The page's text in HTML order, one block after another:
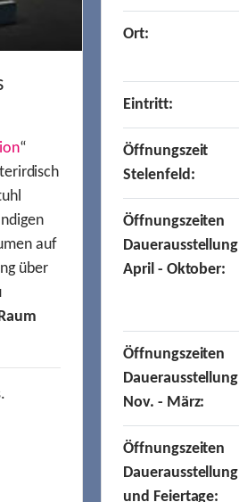
“
auf
über
Ort:
Eintritt:
Öffnungszeit
Stelenfeld:
Öffnungszeiten
Dauerausstellung
April - Oktober:
Öffnungszeiten
Dauerausstellung
Nov. - März:
Öffnungszeiten
Dauerausstellung
und Feiertage: